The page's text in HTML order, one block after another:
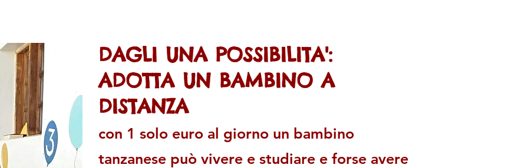
DAGLI UNA POSSIBILITA':
ADOTTA UN BAMBINO A
DISTANZA
con 1 solo euro al giorno un bambino
tanzanese può vivere e studiare e forse avere